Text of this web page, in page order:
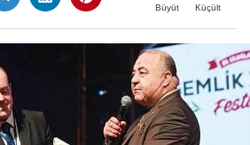
Büyüt Küçült